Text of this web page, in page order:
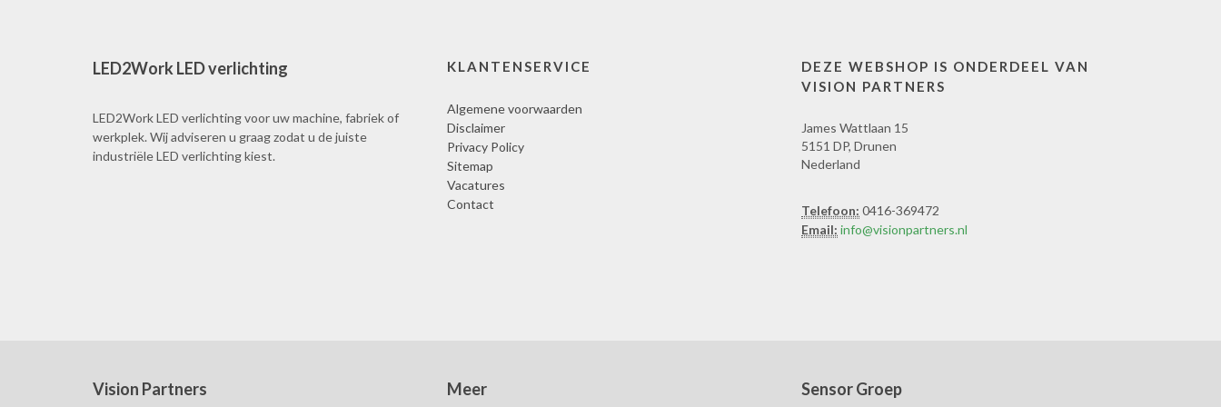
LED2Work LED verlichting
LED2Work LED verlichting voor uw machine, fabriek of
werkplek. Wij adviseren u graag zodat u de juiste
industriële LED verlichting kiest.
KLANTENSERVICE
Algemene voorwaarden
Disclaimer
Privacy Policy
Sitemap
Vacatures
Contact
DEZE WEBSHOP IS ONDERDEEL VAN
VISION PARTNERS
James Wattlaan 15
5151 DP, Drunen
Nederland
Telefoon: 0416-369472
Email: info@visionpartners.nl
Vision Partners Meer Sensor Groep